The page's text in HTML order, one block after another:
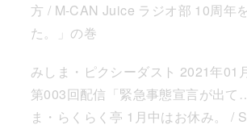
方 / M-CAN Juice ラジオ部 10周年
た。」の巻
みしま・ピクシーダスト 2021年01
第003回配信「緊急事態宣言が出て
ま・らくらく亭 1月中はお休み。 /